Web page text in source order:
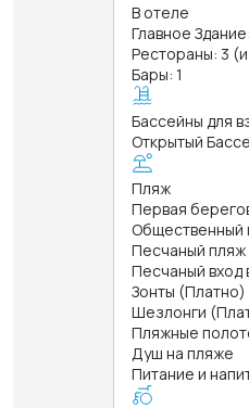
В отеле
Главное
Рестораны: 3
Бары: 1
Бассейны для
Открытый
Пляж
Первая
Общественный
Песчаный пляж
Песчаный вход
Зонты (Платно)
Шезлонги
Пляжные
Душ на пляже
Питание и